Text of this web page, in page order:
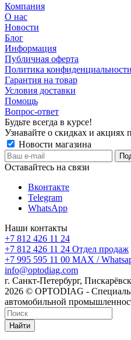
Компания
О нас
Новости
Блог
Информация
Публичная оферта
Политика конфиденциальности
Гарантия на товар
Условия доставки
Помощь
Вопрос-ответ
Будьте всегда в курсе!
Узнавайте о скидках и акциях
Новости магазина
Оставайтесь на связи
Вконтакте
Telegram
WhatsApp
Наши контакты
+7 812 426 11 24
+7 812 426 11 24 Отдел продаж
+7 995 595 11 00 MAX /
info@optodiag.com
г. Санкт-Петербург,
2026 © OPTODIAG -
автомобильной
Найти